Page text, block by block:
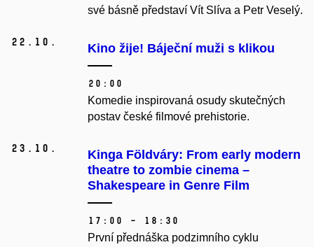
své básně představí Vít Slíva a Petr Veselý.
22. 10. Kino žije! Báječní muži s klikou
20:00
Komedie inspirovaná osudy skutečných
postav české filmové prehistorie.
23. 10.
Kinga Földváry: From early modern
theatre to zombie cinema –⁠⁠⁠⁠⁠⁠
Shakespeare in Genre Film
17:00 – 18:30
První přednáška podzimního cyklu